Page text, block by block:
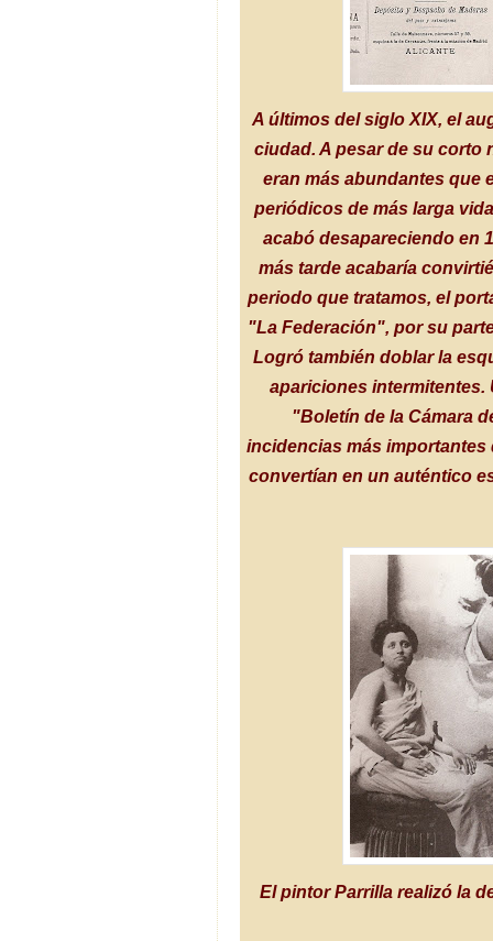
A últimos del siglo XIX, el
ciudad. A pesar de su corto
eran más abundantes que
periódicos de más larga
acabó desapareciendo en
más tarde acabaría
periodo que tratamos, el
"La Federación", por su
Logró también doblar la
apariciones intermitentes.
"Boletín de la Cámara
incidencias más importantes
convertían en un auténtico
El pintor Parrilla realizó la